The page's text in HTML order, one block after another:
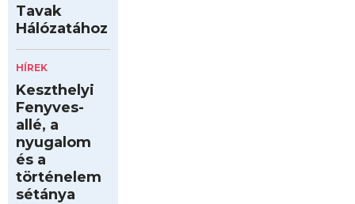
Tavak
Hálózatához
HÍREK
Keszthelyi
Fenyves-
allé, a
nyugalom
és a
történelem
sétánya